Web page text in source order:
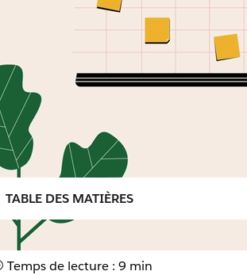
TABLE DES MATIÈRES
Temps de lecture : 9 min